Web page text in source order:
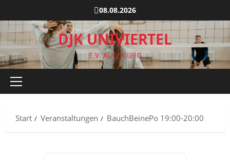
Inhalt
springen
08.08.2026
DJK UNIVIERTEL
E.V. AUGSBURG
Primäres
Start
Veranstaltungen BauchBeinePo 19:00-20:00